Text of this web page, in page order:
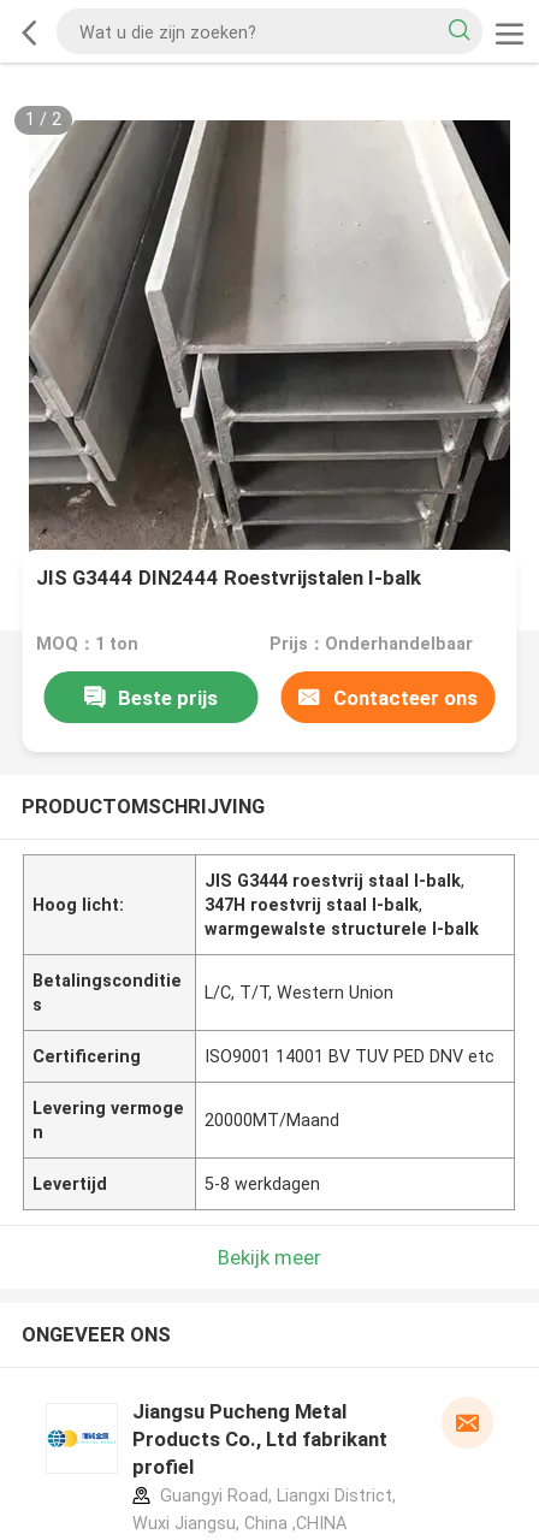
1 / 2
JIS G3444 DIN2444 Roestvrijstalen I-balk
MOQ：1 ton Prijs：Onderhandelbaar
Beste prijs Contacteer ons
PRODUCTOMSCHRIJVING
Hoog licht:
JIS G3444 roestvrij staal I-balk,
347H roestvrij staal I-balk,
warmgewalste structurele I-balk
Betalingsconditie
s
L/C, T/T, Western Union
Certificering ISO9001 14001 BV TUV PED DNV etc
Levering vermoge
n
20000MT/Maand
Levertijd 5-8 werkdagen
Bekijk meer
ONGEVEER ONS
Jiangsu Pucheng Metal
Products Co., Ltd fabrikant
profiel
Guangyi Road, Liangxi District,
Wuxi Jiangsu, China ,CHINA